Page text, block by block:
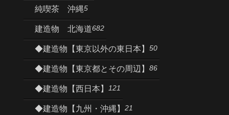
純喫茶 沖縄5
建造物 北海道682
◆建造物【東京以外の東日本】 50
◆建造物【東京都とその周辺】 86
◆建造物【西日本】 121
◆建造物【九州・沖縄】 21